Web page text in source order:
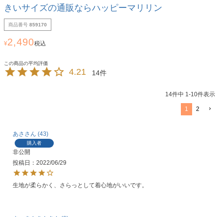
きいサイズの通販ならハッピーマリリン
商品番号 859170
¥2,490税込
4.21 14
14件中 1-10件表示
1 2
あさ 43
購入者
非公開
投稿日
2022/06/29
生地が柔らかく、さらっとして着心地がいいです。